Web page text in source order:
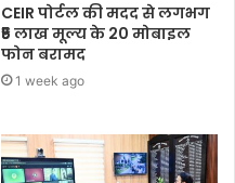
CEIR पोर्टल की मदद से लगभग
₹5 लाख मूल्य के 20 मोबाइल
फोन बरामद
1 week ago